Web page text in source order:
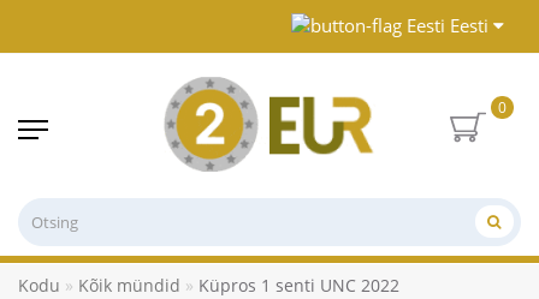
Eesti
0
Kodu Kõik mündid Küpros 1 senti UNC 2022